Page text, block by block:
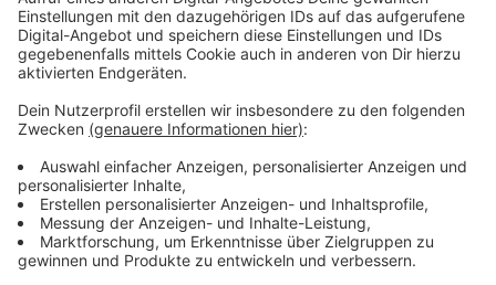
bleiben!
Verpass' nichts mehr - mit unserem kostenlosen
ANTENNE BAYERN Newsletter. Ob Nachrichten,
Lifestyle oder unsere neuesten Aktionen - wir
informieren dich.
Zum Newsletter anmelden